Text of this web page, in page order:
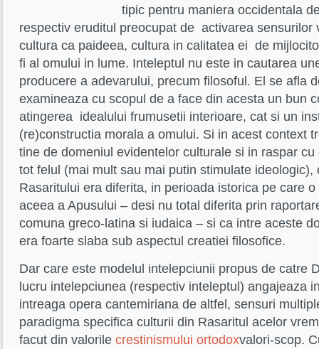
tipic pentru maniera occidentala
respectiv eruditul preocupat de activarea sensurilor
cultura ca paideea, cultura in calitatea ei de
fi al omului in lume. Inteleptul nu este in cautarea
producere a adevarului, precum filosoful. El se afla
examineaza cu scopul de a face din acesta un bun
atingerea idealului frumusetii interioare, cat si un
(re)constructia morala a omului. Si in acest context
tine de domeniul evidentelor culturale si in raspar
tot felul (mai mult sau mai putin stimulate ideologic),
Rasaritului era diferita, in perioada istorica pe care
aceea a Apusului – desi nu total diferita prin
comuna greco-latina si iudaica – si ca intre aceste
era foarte slaba sub aspectul creatiei filosofice.
Dar care este modelul intelepciunii propus de catre
lucru intelepciunea (respectiv inteleptul) angajeaza
intreaga opera cantemiriana de altfel, sensuri
paradigma specifica culturii din Rasaritul acelor
facut din valorile crestinismului ortodoxvalori-scop.